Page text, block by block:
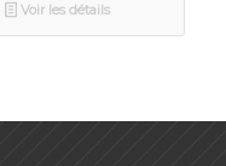
Voir les détails